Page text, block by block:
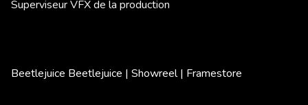
Superviseur VFX de la production
Beetlejuice Beetlejuice | Showreel | Framestore